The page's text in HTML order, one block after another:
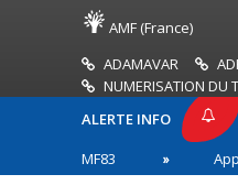
AMF (France)
ADAMAVAR
NUMERISATION DU
ALERTE INFO
AMF83
Appel
en première ligne